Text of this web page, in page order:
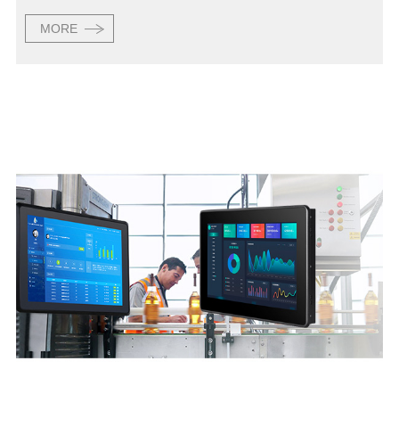
是越来越高，因此，工业液晶显示器的需求也
就越来越大了，许多用户不知道如何选择合适
MORE